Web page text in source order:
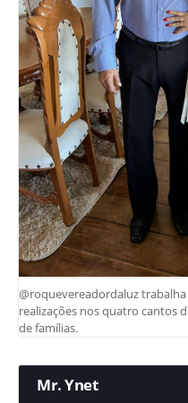
@roquevereadordaluz
realizações nos quatro cantos
de famílias.
Mr. Ynet